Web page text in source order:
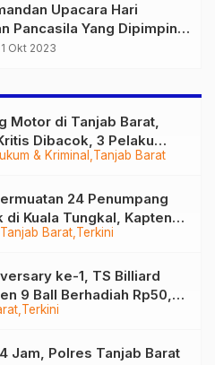
Upacara Hari
Pancasila Yang Dipimpin
Jokowi, Ini Profil Kombes
Okt 2023
& Kriminal Tanjab Barat
Motor di Tanjab Barat,
Dibacok, 3 Pelaku
Tanjab Barat Terkini
24 Penumpang
di Kuala Tungkal, Kapten
Terkini
ke-1, TS Billiard
9 Ball Berhadiah Rp50,8
Jam, Polres Tanjab Barat